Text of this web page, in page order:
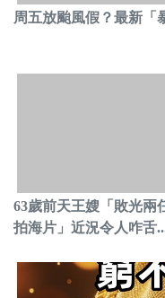
周五放颱風假？最新
63歲前天王嫂「敗光兩
拍海片」近況令人咋舌